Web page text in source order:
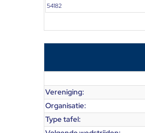
54182
Vereniging:
Organisatie:
Type tafel: